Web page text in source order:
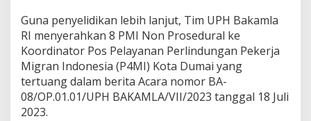
Guna penyelidikan lebih lanjut, Tim UPH Bakamla
RI menyerahkan 8 PMI Non Prosedural ke
Koordinator Pos Pelayanan Perlindungan Pekerja
Migran Indonesia (P4MI) Kota Dumai yang
tertuang dalam berita Acara nomor BA-
08/OP.01.01/UPH BAKAMLA/VII/2023 tanggal 18 Juli
2023.